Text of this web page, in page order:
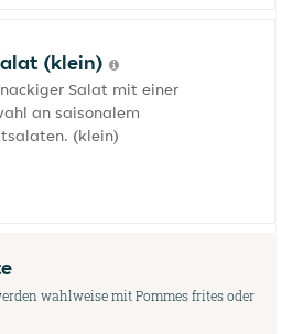
(klein)
Salat mit einer
an saisonalem
(klein)
wahlweise mit Pommes frites oder